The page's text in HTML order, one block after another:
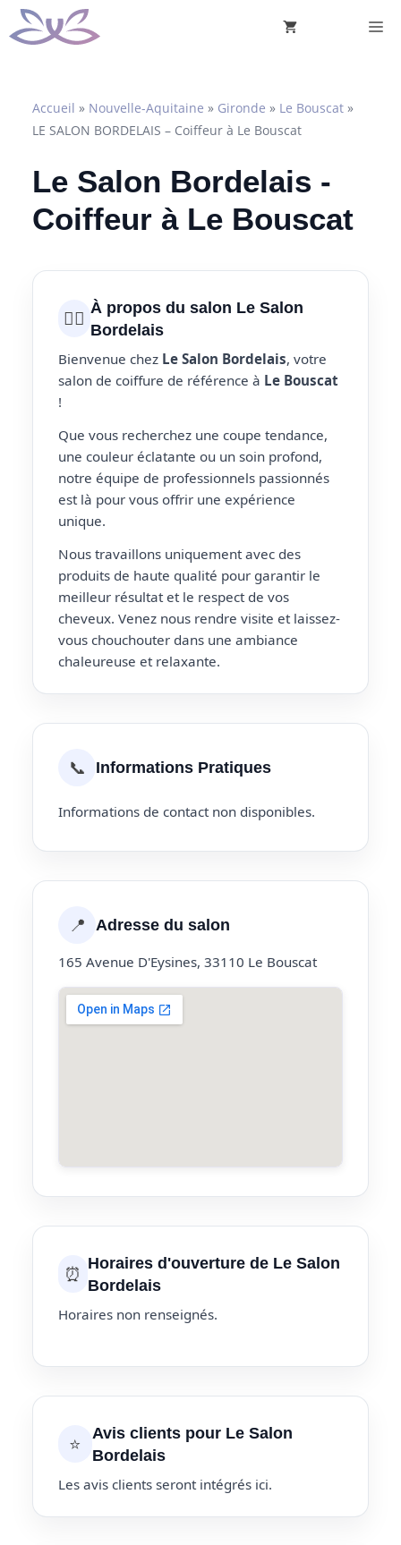
Aller
au
Accueil » Nouvelle-Aquitaine » Gironde » Le Bouscat »
LE SALON BORDELAIS – Coiffeur à Le Bouscat
Le Salon Bordelais -
Coiffeur à Le Bouscat
💇‍♀️ À propos du salon Le Salon
Bordelais
Bienvenue chez Le Salon Bordelais, votre
salon de coiffure de référence à Le Bouscat
!
Que vous recherchez une coupe tendance,
une couleur éclatante ou un soin profond,
notre équipe de professionnels passionnés
est là pour vous offrir une expérience
unique.
Nous travaillons uniquement avec des
produits de haute qualité pour garantir le
meilleur résultat et le respect de vos
cheveux. Venez nous rendre visite et laissez-
vous chouchouter dans une ambiance
chaleureuse et relaxante.
📞 Informations Pratiques
Informations de contact non disponibles.
📍 Adresse du salon
165 Avenue D'Eysines, 33110 Le Bouscat
⏰ Horaires d'ouverture de Le Salon
Bordelais
Horaires non renseignés.
⭐
Avis clients pour Le Salon
Bordelais
Les avis clients seront intégrés ici.